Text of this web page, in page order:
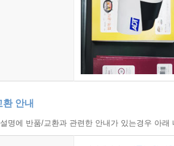
환 안내
명에 반품/교환과 관련한 안내가 있는경우 아